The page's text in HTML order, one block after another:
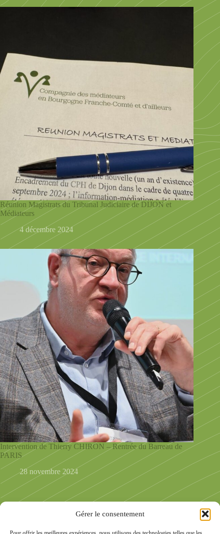
Gérer le consentement
Réunion Magistrats du Tribunal Judiciaire de DIJON et
Médiateurs
4 décembre 2024
Intervention de Thierry CHIRON – Rentrée du Barreau de
PARIS
28 novembre 2024